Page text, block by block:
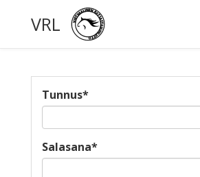
VRL
Tunnus*
Salasana*